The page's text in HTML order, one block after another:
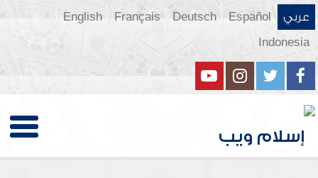
عربي Español
Deutsch
Français
English
Indonesia